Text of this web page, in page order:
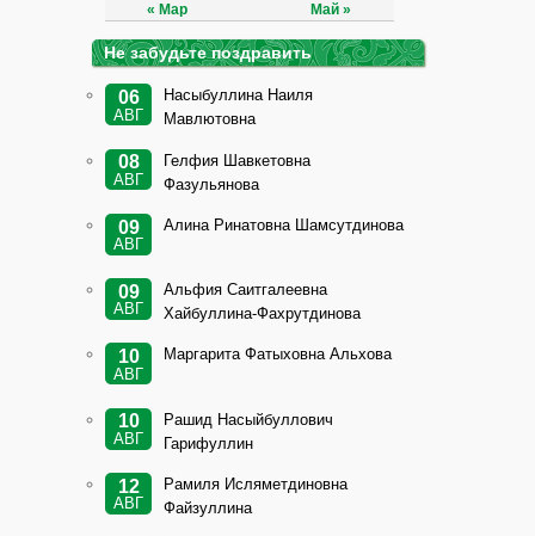
« Мар Май »
Не забудьте поздравить
06
АВГ
Насыбуллина Наиля
Мавлютовна
08
АВГ
Гелфия Шавкетовна
Фазульянова
09
АВГ
Алина Ринатовна Шамсутдинова
09
АВГ
Альфия Саитгалеевна
Хайбуллина-Фахрутдинова
10
АВГ
Маргарита Фатыховна Альхова
10
АВГ
Рашид Насыйбуллович
Гарифуллин
12
АВГ
Рамиля Исляметдиновна
Файзуллина